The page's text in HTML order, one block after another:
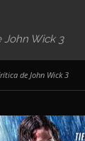
John Wick 3
de John Wick 3